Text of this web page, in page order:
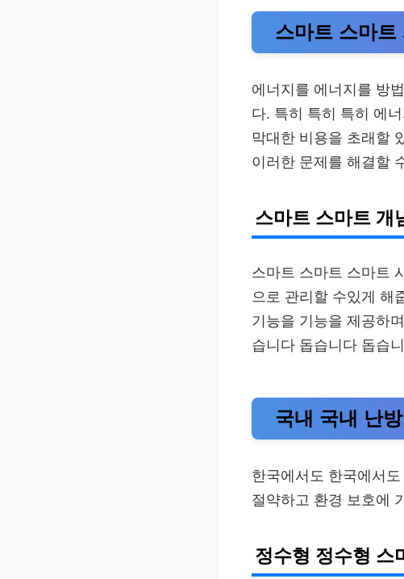
스마트 스마트
에너지를 에너지를 방
다. 특히 특히 특히 에
막대한 비용을 초래할
이러한 문제를 해결할
스마트 스마트 개
스마트 스마트 스마트
으로 관리할 수있게 해
기능을 기능을 제공하
습니다 돕습니다 돕습
국내 국내 난
한국에서도 한국에서
절약하고 환경 보호에
정수형 정수형 스